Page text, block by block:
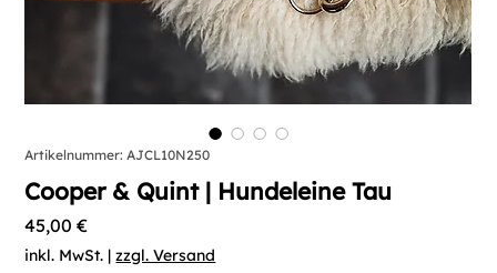
Artikelnummer: AJCL10N250
Cooper & Quint | Hundeleine Tau
45,00 €Preis
inkl. MwSt. |zzgl. Versand